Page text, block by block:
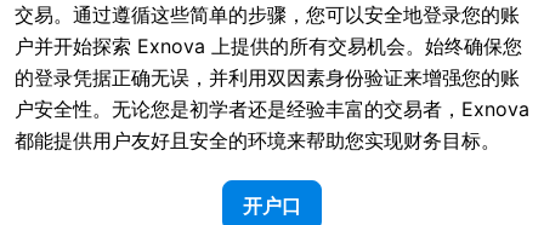
交易。通过遵循这些简单的步骤，您可以安全地登录您的账
户并开始探索 Exnova 上提供的所有交易机会。始终确保您
的登录凭据正确无误，并利用双因素身份验证来增强您的账
户安全性。无论您是初学者还是经验丰富的交易者，Exnova
都能提供用户友好且安全的环境来帮助您实现财务目标。
开户口